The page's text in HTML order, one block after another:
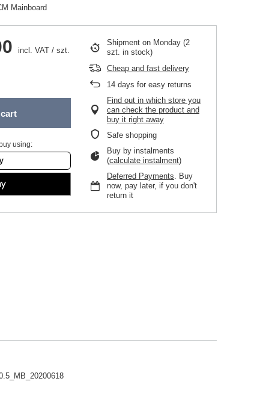
Mainboard
incl. VAT / szt.
using:
Shipment on Monday (2
szt. in stock)
Cheap and fast delivery
14 days for easy returns
Find out in which store you
can check the product and
buy it right away
Safe shopping
Buy by instalments
(calculate instalment)
Deferred Payments. Buy
now, pay later, if you don't
return it